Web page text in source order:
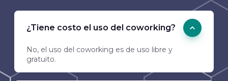
¿Tiene costo el uso del coworking?
No, el uso del coworking es de uso libre y
gratuito.